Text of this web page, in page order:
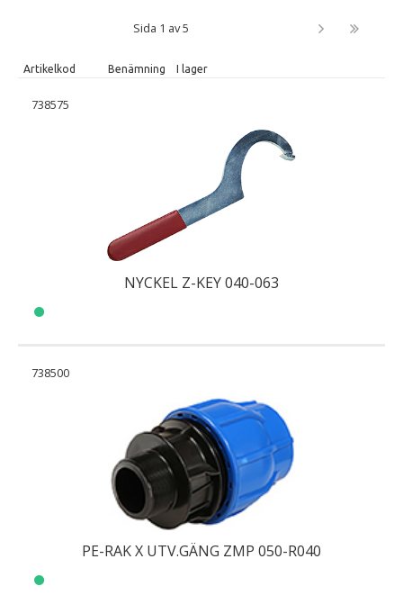
Sida 1 av 5
Artikelkod Benämning I lager
738575
NYCKEL Z-KEY 040-063
738500
PE-RAK X UTV.GÄNG ZMP 050-R040